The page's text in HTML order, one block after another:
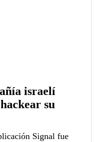
israelí
su
Signal fue